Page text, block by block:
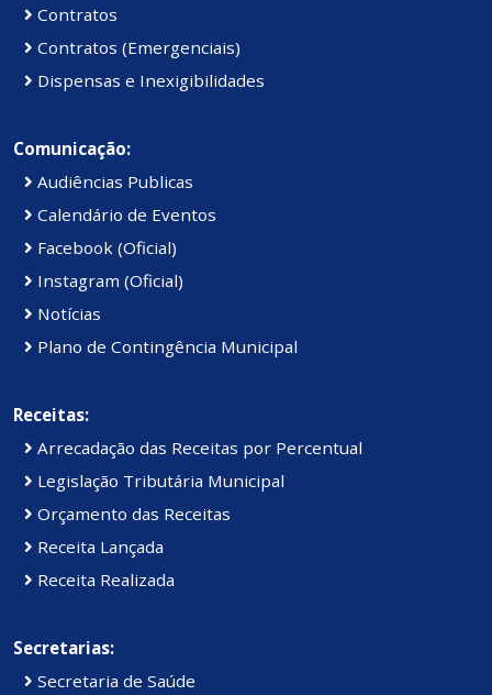
Contratos
Contratos (Emergenciais)
Dispensas e Inexigibilidades
Comunicação:
Audiências Publicas
Calendário de Eventos
Facebook (Oficial)
Instagram (Oficial)
Notícias
Plano de Contingência Municipal
Receitas:
Arrecadação das Receitas por Percentual
Legislação Tributária Municipal
Orçamento das Receitas
Receita Lançada
Receita Realizada
Secretarias:
Secretaria de Saúde